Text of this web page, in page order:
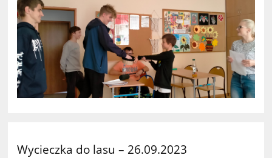
Wycieczka do lasu – 26.09.2023